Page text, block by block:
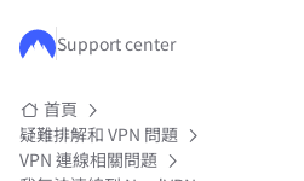
跳至主要內容
Support center
首頁
疑難排解和 VPN 問題
VPN 連線相關問題